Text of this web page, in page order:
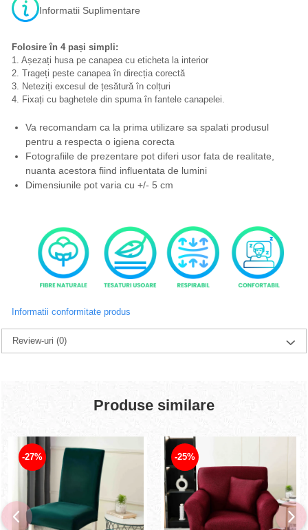
Informatii Suplimentare
Folosire în 4 pași simpli:
1. Așezați husa pe canapea cu eticheta la interior
2. Trageți peste canapea în direcția corectă
3. Neteziți excesul de țesătură în colțuri
4. Fixați cu baghetele din spuma în fantele canapelei.
Va recomandam ca la prima utilizare sa spalati produsul
pentru a respecta o igiena corecta
Fotografiile de prezentare pot diferi usor fata de realitate,
nuanta acestora fiind influentata de lumini
Dimensiunile pot varia cu +/- 5 cm
Informatii conformitate produs
Review-uri(0)
Produse similare
-27% -25%